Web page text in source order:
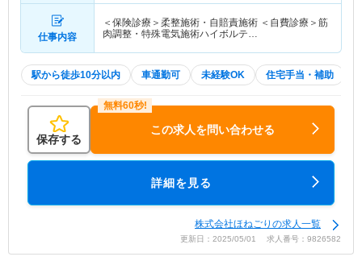
仕事内容
＜保険診療＞柔整施術・自賠責施術 ＜自費診療＞筋
肉調整・特殊電気施術ハイボルテ…
駅から徒歩10分以内 車通勤可 未経験OK 住宅手当・補助
保存する
この求人を問い合わせる
詳細を見る
株式会社ほねごりの求人一覧
更新日：2025/05/01 求人番号：9826582